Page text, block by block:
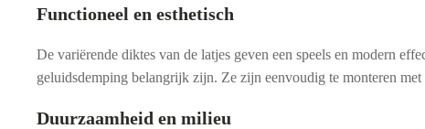
Functioneel en esthetisch
De variërende diktes van de latjes geven een speels en modern
geluidsdemping belangrijk zijn. Ze zijn eenvoudig te monteren
Duurzaamheid en milieu